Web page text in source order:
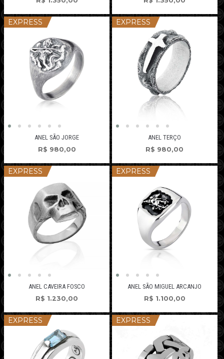
EXPRESS
ANEL SÃO JORGE
R$ 980,00
EXPRESS
ANEL TERÇO
R$ 980,00
EXPRESS
ANEL CAVEIRA FOSCO
R$ 1.230,00
EXPRESS
ANEL SÃO MIGUEL ARCANJO
R$ 1.100,00
EXPRESS EXPRESS